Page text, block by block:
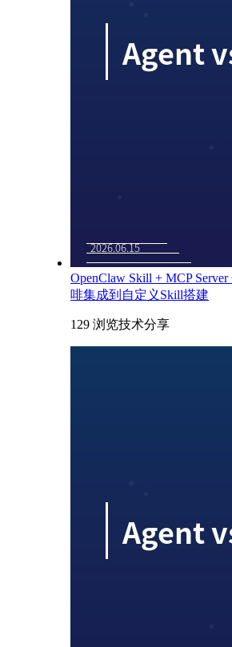
OpenClaw Skill + MCP
啡集成到自定义Skill搭建
129 浏览技术分享